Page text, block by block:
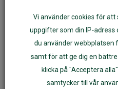
Vi använder cookies för att
uppgifter som din IP-
du använder webbplatsen
samt för att ge dig en
klicka på "Acceptera
samtycker till vår